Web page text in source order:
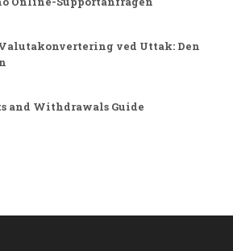
ved Uttak: Den
and Withdrawals Guide